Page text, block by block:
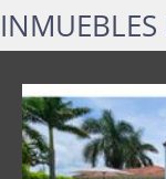
INMUEBLES